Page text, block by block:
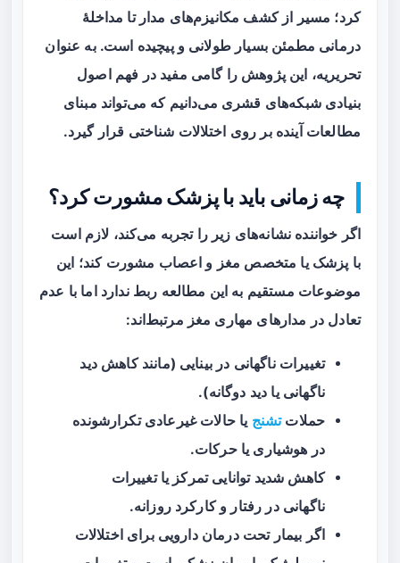
کرد؛ مسیر از کشف مکانیزم‌های مدار تا مداخلهٔ
درمانی مطمئن بسیار طولانی و پیچیده است. به عنوان
تحریریه، این پژوهش را گامی مفید در فهم اصول
بنیادی شبکه‌های قشری می‌دانیم که می‌تواند مبنای
مطالعات آینده بر روی اختلالات شناختی قرار گیرد.
چه زمانی باید با پزشک مشورت کرد؟
اگر خواننده نشانه‌های زیر را تجربه می‌کند، لازم است
با پزشک یا متخصص مغز و اعصاب مشورت کند؛ این
موضوعات مستقیم به این مطالعه ربط ندارد اما با عدم
تعادل در مدارهای مهاری مغز مرتبط‌اند:
تغییرات ناگهانی در بینایی (مانند کاهش دید
ناگهانی یا دید دوگانه).
حملاتتشنج یا حالات غیرعادی تکرارشونده
در هوشیاری یا حرکات.
کاهش شدید توانایی تمرکز یا تغییرات
ناگهانی در رفتار و کارکرد روزانه.
اگر بیمار تحت درمان دارویی برای اختلالات